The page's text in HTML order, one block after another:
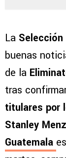
La
buenas
de la
tras
titulares por
Stanley
Guatemala